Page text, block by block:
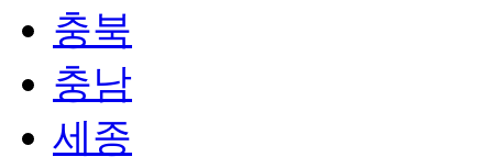
충북
충남
세종